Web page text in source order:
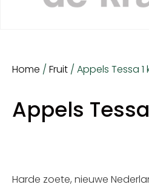
Home / Fruit / Appels Tessa 1
Appels
Harde zoete, nieuwe